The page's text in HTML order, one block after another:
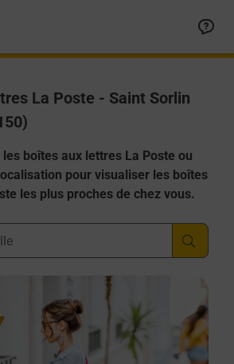
La Poste - Saint Sorlin
boîtes aux lettres La Poste ou
pour visualiser les boîtes
les plus proches de chez vous.
Code Postal